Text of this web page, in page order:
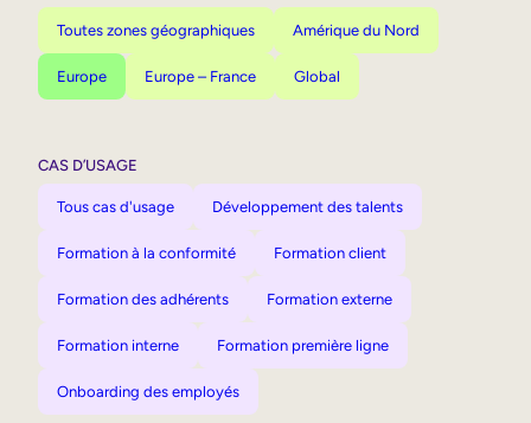
Toutes zones géographiques Amérique du Nord
Europe Europe – France Global
CAS D’USAGE
Tous cas d'usage Développement des talents
Formation à la conformité Formation client
Formation des adhérents Formation externe
Formation interne Formation première ligne
Onboarding des employés